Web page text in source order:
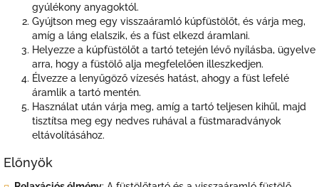
gyúlékony anyagoktól.
Gyújtson meg egy visszaáramló kúpfüstölőt, és várja meg,
amíg a láng elalszik, és a füst elkezd áramlani.
Helyezze a kúpfüstölőt a tartó tetején lévő nyílásba, ügyelve
arra, hogy a füstölő alja megfelelően illeszkedjen.
Élvezze a lenyűgöző vízesés hatást, ahogy a füst lefelé
áramlik a tartó mentén.
Használat után várja meg, amíg a tartó teljesen kihűl, majd
tisztítsa meg egy nedves ruhával a füstmaradványok
eltávolításához.
Előnyök